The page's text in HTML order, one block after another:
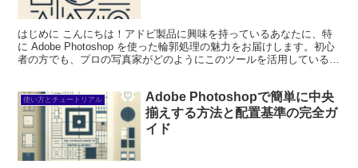
はじめに こんにちは！アドビ製品に興味を持っているあなたに、特
に Adobe Photoshop を使った輪郭処理の魅力をお届けします。初心
者の方でも、プロの写真家がどのようにこのツールを活用しているか
使い方とチュートリアル
Adobe Photoshopで簡単に中央
揃えする方法と配置基準の完全ガ
イド